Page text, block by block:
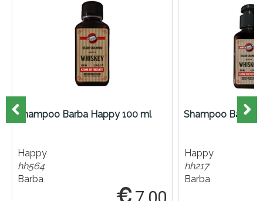
Shampoo Barba Happy 100 ml
Happy
hh564
Barba
Shampoo Barba
Happy
hh217
Barba